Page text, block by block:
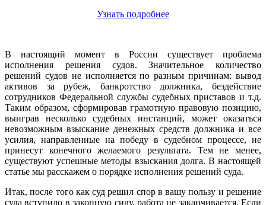
Узнать подробнее
В настоящий момент в России существует проблема
исполнения решения судов. Значительное количество
решений судов не исполняется по разным причинам: вывод
активов за рубеж, банкротство должника, бездействие
сотрудников Федеральной службы судебных приставов и т.д.
Таким образом, сформировав грамотную правовую позицию,
выиграв несколько судебных инстанций, может оказаться
невозможным взыскание денежных средств должника и все
усилия, направленные на победу в судебном процессе, не
принесут конечного желаемого результата. Тем не менее,
существуют успешные методы взыскания долга. В настоящей
статье мы расскажем о порядке исполнения решений суда.
Итак, после того как суд решил спор в вашу пользу и решение
суда вступило в законную силу, работа не заканчивается. Если